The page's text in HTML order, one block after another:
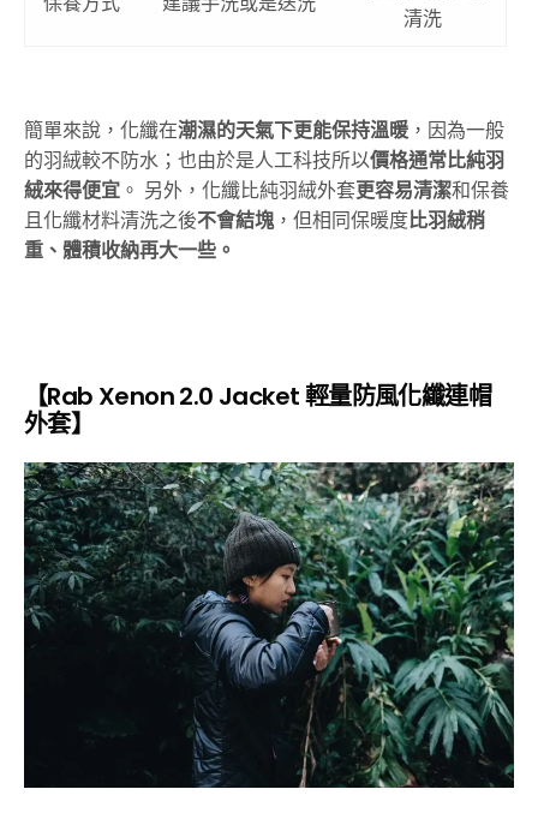
清洗
簡單來說，化纖在潮濕的天氣下更能保持溫暖 ，因為一般
的羽絨較不防水；也由於是人工科技所以價格通常比純羽
絨來得便宜 。 另外，化纖比純羽絨外套更容易清潔和保養
且化纖材料清洗之後不會結塊 ，但相同保暖度 比羽絨稍
重、體積收納再大一些。
【Rab Xenon 2.0 Jacket 輕量防風化纖連帽
外套】